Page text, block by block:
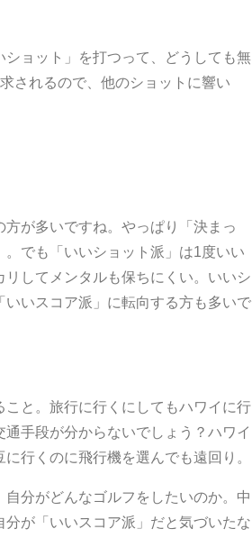
ショット」を打つって、どうしても無
されるので、他のショットに響い
が多いですね。やっぱり「決まっ
でも「いいショット派」は1度いい
してメンタルも保ちにくい。いいシ
いスコア派」に転向する方も多いで
と。旅行に行くにしてもハワイに行
手段が分からないでしょう？ハワイ
行くのに飛行機を選んでも遠回り。
分がどんなゴルフをしたいのか。中
が「いいスコア派」だと気づいたな